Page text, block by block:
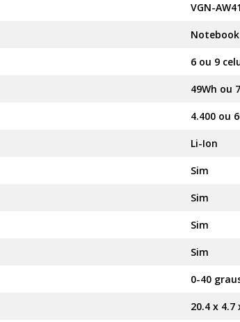
VGN-AW41
Notebook
6 ou 9
49Wh ou
4.400 ou
Li-Ion
Sim
Sim
Sim
Sim
0-40
20.4 x 4.7